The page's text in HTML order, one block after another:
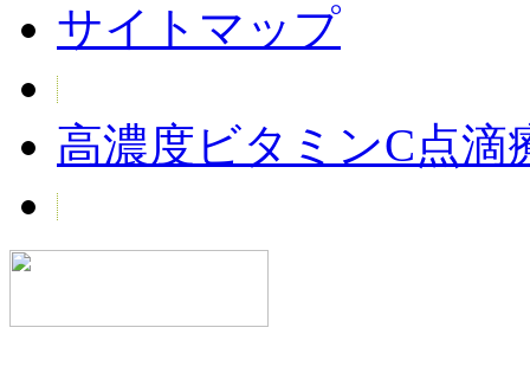
サイトマップ
高濃度ビタミンC点滴